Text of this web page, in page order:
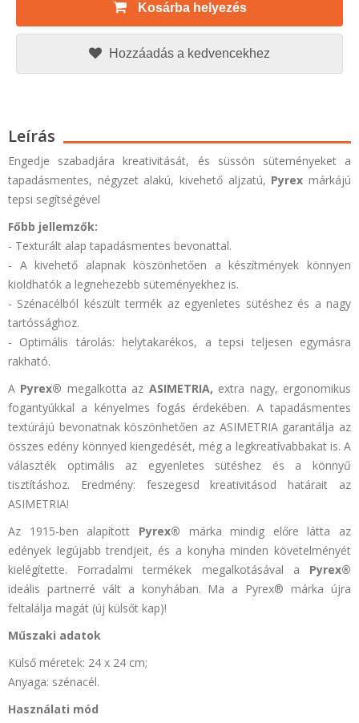
Kosárba helyezés
Hozzáadás a kedvencekhez
Leírás
Engedje szabadjára kreativitását, és süssön süteményeket a
tapadásmentes, négyzet alakú, kivehető aljzatú, Pyrex márkájú
tepsi segítségével
Főbb jellemzők:
- Texturált alap tapadásmentes bevonattal.
- A kivehető alapnak köszönhetően a készítmények könnyen
kioldhatók a legnehezebb süteményekhez is.
- Szénacélból készült termék az egyenletes sütéshez és a nagy
tartóssághoz.
- Optimális tárolás: helytakarékos, a tepsi teljesen egymásra
rakható.
A Pyrex® megalkotta az ASIMETRIA, extra nagy, ergonomikus
fogantyúkkal a kényelmes fogás érdekében. A tapadásmentes
textúrájú bevonatnak köszönhetően az ASIMETRIAgarantálja az
összes edény könnyed kiengedését, még a legkreatívabbakat is. A
választék optimális az egyenletes sütéshez és a könnyű
tisztításhoz. Eredmény: feszegesd kreativitásod határait az
ASIMETRIA!
Az 1915-ben alapított Pyrex® márka mindig előre látta az
edények legújabb trendjeit, és a konyha minden követelményét
kielégítette. Forradalmi termékek megalkotásával a Pyrex®
ideális partnerré vált a konyhában. Ma a Pyrex® márka újra
feltalálja magát (új külsőt kap)!
Műszaki adatok
Külső méretek: 24 x 24 cm;
Anyaga: szénacél.
Használati mód